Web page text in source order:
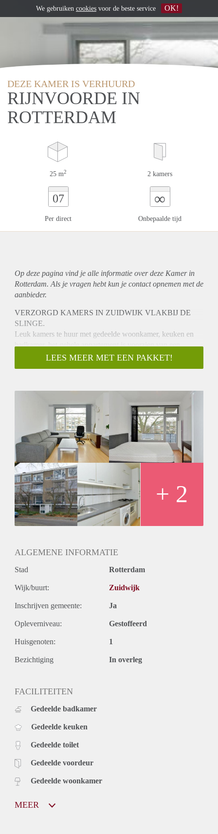
DEZE KAMER IS VERHUURD
RIJNVOORDE IN
ROTTERDAM
25 m2 2 kamers
07
Per direct
∞
Onbepaalde tijd
Op deze pagina vind je alle informatie over deze Kamer in
Rotterdam. Als je vragen hebt kun je contact opnemen met de
aanbieder.
VERZORGD KAMERS IN ZUIDWIJK VLAKBIJ DE
SLINGE.
Leuk kamers te huur met gedeelde woonkamer, keuken en
badkamer. het gehele appartement is voorzien van een
laminaatvloer en is gedeeltelijk gemeubileerd. De gedeelde
keuken is voorzien van een koel en vriescombinatie,
Ruime kamer 3.85 x 3.50 (achterzijde)
VOOR MEER INFORMATIE MAILEN
LEES MEER MET EEN PAKKET!
+ 2
ALGEMENE INFORMATIE
Stad Rotterdam
Wijk/buurt: Zuidwijk
Inschrijven gemeente: Ja
Opleverniveau: Gestoffeerd
Huisgenoten: 1
Bezichtiging In overleg
FACILITEITEN
Gedeelde badkamer
Gedeelde keuken
Gedeelde toilet
Gedeelde voordeur
Gedeelde woonkamer
MEER
We gebruiken cookies voor de beste service OK!